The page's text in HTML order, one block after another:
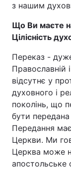
з нашим
Що Ви маєте
Цілісність
Переказ -
Православній
відсутнє у
духовного і
поколінь, що
бути
Передання
Церкви. Ми
Церква може
апостольське